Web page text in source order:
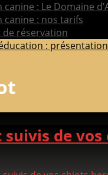
canine : Le Domaine
canine : nos tarifs
de réservation
: présentation
suivis de